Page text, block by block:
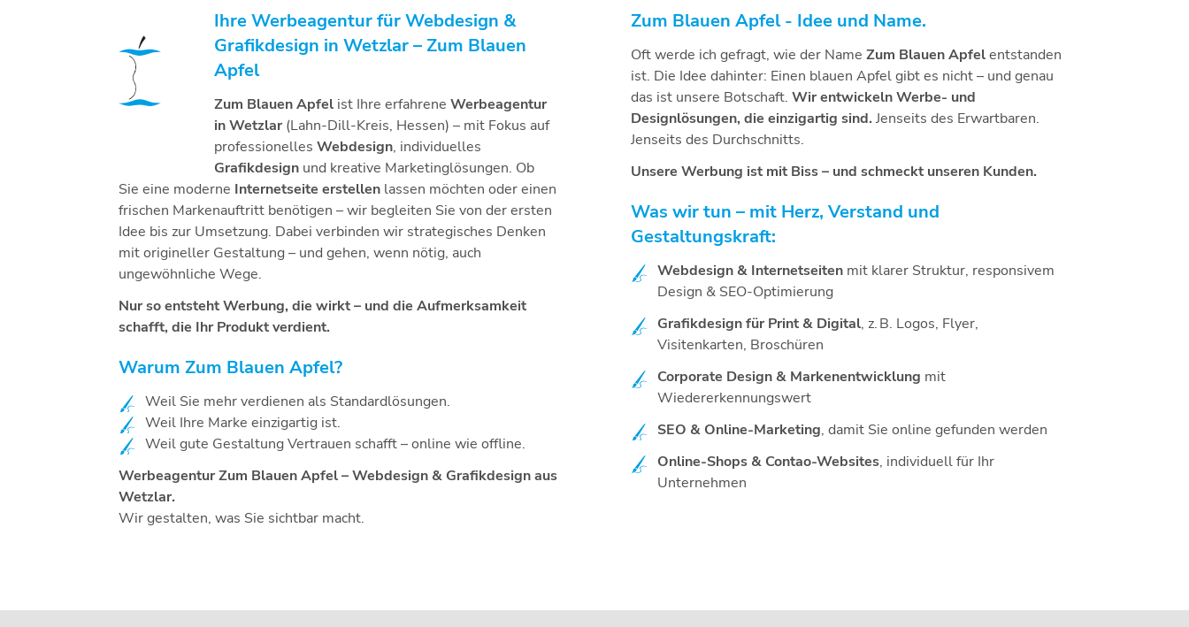
Ihre Werbeagentur für Webdesign &
Grafikdesign in Wetzlar – Zum Blauen
Apfel
Zum Blauen Apfel ist Ihre erfahreneWerbeagentur
in Wetzlar (Lahn-Dill-Kreis, Hessen) – mit Fokus auf
professionellesWebdesign, individuelles
Grafikdesign und kreative Marketinglösungen. Ob
Sie eine moderne Internetseite erstellen lassen möchten oder einen
frischen Markenauftritt benötigen – wir begleiten Sie von der ersten
Idee bis zur Umsetzung. Dabei verbinden wir strategisches Denken
mit origineller Gestaltung – und gehen, wenn nötig, auch
ungewöhnliche Wege.
Nur so entsteht Werbung, die wirkt – und die Aufmerksamkeit
schafft, die Ihr Produkt verdient.
Warum Zum Blauen Apfel?
Weil Sie mehr verdienen als Standardlösungen.
Weil Ihre Marke einzigartig ist.
Weil gute Gestaltung Vertrauen schafft – online wie offline.
Werbeagentur Zum Blauen Apfel – Webdesign & Grafikdesign aus
Wetzlar.
Wir gestalten, was Sie sichtbar macht.
Zum Blauen Apfel - Idee und Name.
Oft werde ich gefragt, wie der NameZum Blauen Apfelentstanden
ist. Die Idee dahinter: Einen blauen Apfel gibt es nicht – und genau
das ist unsere Botschaft.Wir entwickeln Werbe- und
Designlösungen, die einzigartig sind. Jenseits des Erwartbaren.
Jenseits des Durchschnitts.
Unsere Werbung ist mit Biss – und schmeckt unseren Kunden.
Was wir tun – mit Herz, Verstand und
Gestaltungskraft:
Webdesign & Internetseiten mit klarer Struktur, responsivem
Design & SEO-Optimierung
Grafikdesign für Print & Digital, z. B. Logos, Flyer,
Visitenkarten, Broschüren
Corporate Design & Markenentwicklung mit
Wiedererkennungswert
SEO & Online-Marketing, damit Sie online gefunden werden
Online-Shops & Contao-Websites, individuell für Ihr
Unternehmen